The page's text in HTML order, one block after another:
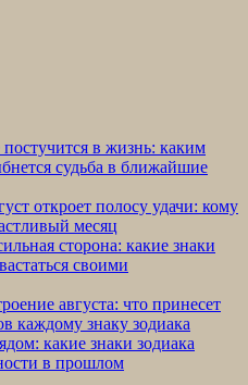
постучится в жизнь: каким
судьба в ближайшие
откроет полосу удачи: кому
месяц
сторона: какие знаки
своими
августа: что принесет
каждому знаку зодиака
какие знаки зодиака
в прошлом